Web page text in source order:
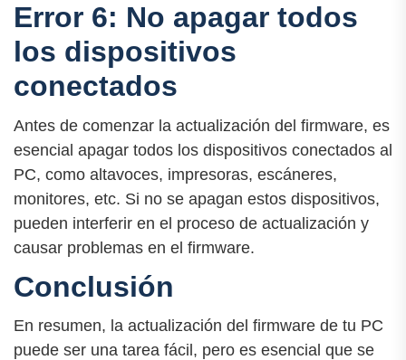
Error 6: No apagar todos
los dispositivos
conectados
Antes de comenzar la actualización del firmware, es
esencial apagar todos los dispositivos conectados al
PC, como altavoces, impresoras, escáneres,
monitores, etc. Si no se apagan estos dispositivos,
pueden interferir en el proceso de actualización y
causar problemas en el firmware.
Conclusión
En resumen, la actualización del firmware de tu PC
puede ser una tarea fácil, pero es esencial que se